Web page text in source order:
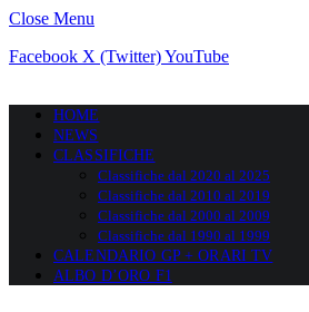
Close Menu
Facebook X (Twitter)YouTube
HOME
NEWS
CLASSIFICHE
Classifiche dal 2020 al 2025
Classifiche dal 2010 al 2019
Classifiche dal 2000 al 2009
Classifiche dal 1990 al 1999
CALENDARIO GP + ORARI TV
ALBO D’ORO F1